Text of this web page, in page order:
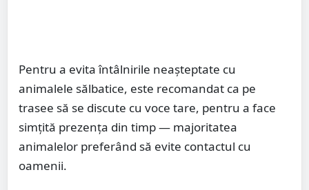
Pentru a evita întâlnirile neașteptate cu
animalele sălbatice, este recomandat ca pe
trasee să se discute cu voce tare, pentru a face
simțită prezența din timp — majoritatea
animalelor preferând să evite contactul cu
oamenii.